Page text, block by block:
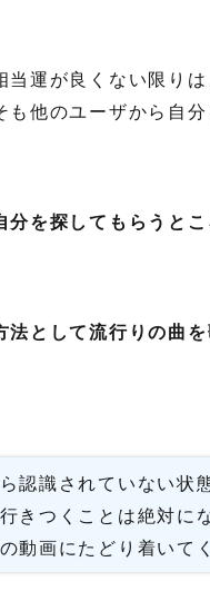
運が良くない限り
他のユーザから自
分を探してもらうと
として流行りの曲
認識されていない状
きつくことは絶対に
動画にたどり着いて